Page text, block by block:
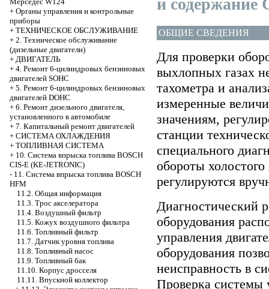
+ Органы управления и контрольные
приборы
+ ТЕХНИЧЕСКОЕ ОБСЛУЖИВАНИЕ
+ 2. Техническое обслуживание
(дизельные двигатели)
+ ДВИГАТЕЛЬ
+ 4. Ремонт 6-цилиндровых бензиновых
двигателей SOHC
+ 5. Ремонт 6-цилиндровых бензиновых
двигателей DOHC
+ 6. Ремонт дизельного двигателя,
установленного в автомобиле
+ 7. Капитальный ремонт двигателей
+ СИСТЕМА ОХЛАЖДЕНИЯ
+ ТОПЛИВНАЯ СИСТЕМА
+ 10. Система впрыска топлива BOSCH
CIS-E (KE-JETRONIC)
- 11. Система впрыска топлива BOSCH
HFM
11.2. Общая информация
11.3. Трос акселератора
11.4. Воздушный фильтр
11.5. Кожух воздушного фильтра
11.6. Топливный фильтр
11.7. Датчик уровня топлива
11.8. Топливный насос
11.9. Топливный бак
11.10. Корпус дросселя
11.11. Впускной коллектор
и содержание
ОБЩИЕ СВЕДЕНИЯ
Для проверки
выхлопных газах
тахометра и
измеренные
значениям,
станции
специального
обороты
регулируются
Диагностический
оборудования
управления
оборудования
неисправность в
Проверка системы